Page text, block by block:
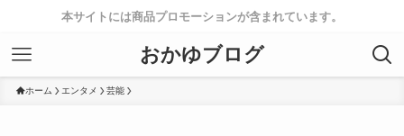
本サイトには商品プロモーションが含まれています。
おかゆブログ
ホーム エンタメ 芸能